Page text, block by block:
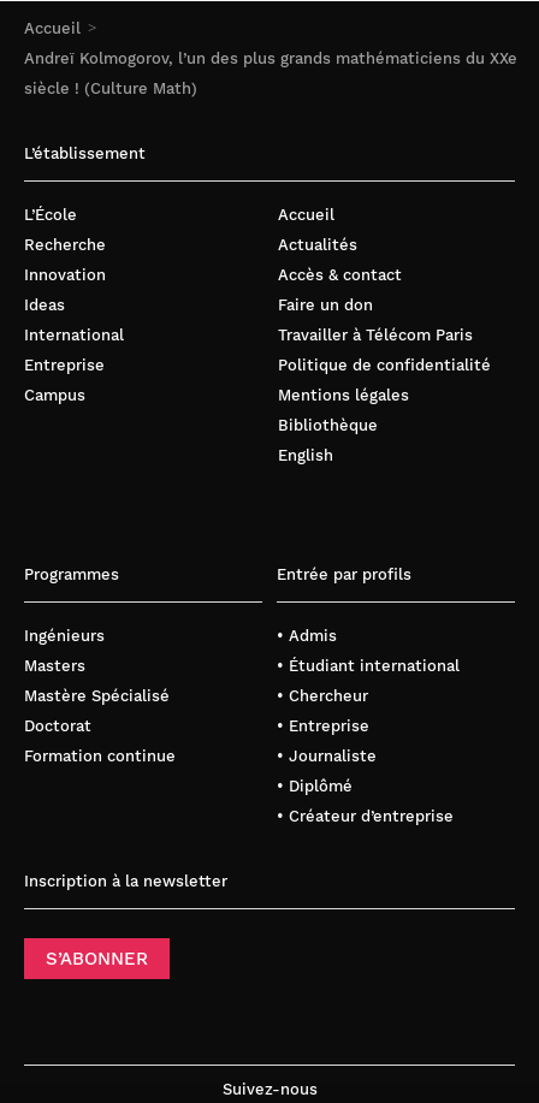
Accueil
Andreï Kolmogorov, l’un des plus grands mathématiciens du XXe
siècle ! (Culture Math)
L’établissement
L’École
Recherche
Innovation
Ideas
International
Entreprise
Campus
Accueil
Actualités
Accès & contact
Faire un don
Travailler à Télécom Paris
Politique de confidentialité
Mentions légales
Bibliothèque
English
Programmes
Ingénieurs
Masters
Mastère Spécialisé
Doctorat
Formation continue
Entrée par profils
• Admis
• Étudiant international
• Chercheur
• Entreprise
• Journaliste
• Diplômé
• Créateur d’entreprise
Inscription à la newsletter
S’ABONNER
Suivez-nous